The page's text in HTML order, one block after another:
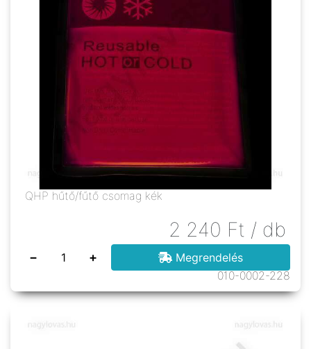
QHP hűtő/fűtő csomag kék
2 240 Ft / db
− +
Megrendelés
010-0002-228